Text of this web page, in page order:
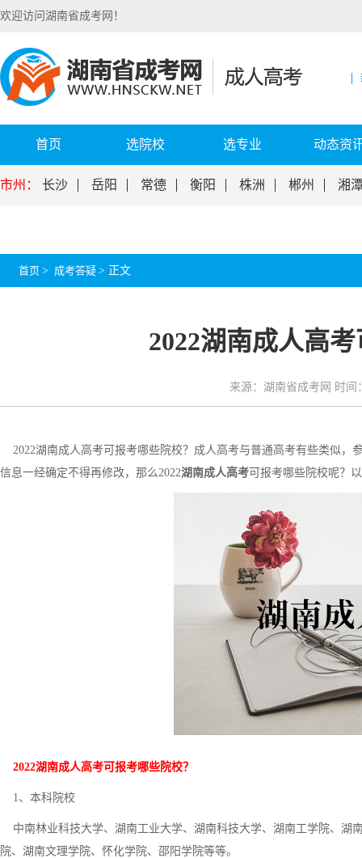
欢迎访问湖南省成考网！
首页 选院校 选专业 动态资
市州： 长沙 岳阳 常德 衡阳 株洲 郴州 湘
首页 > 成考答疑 > 正文
2022湖南成人高
来源：湖南省成考网 时间
2022湖南成人高考可报考哪些院校？成人高考与普通高考有些类似，
信息一经确定不得再修改，那么2022湖南成人高考可报考哪些院校呢？
2022湖南成人高考可报考哪些院校？
1、本科院校
中南林业科技大学、湖南工业大学、湖南科技大学、湖南工学院、湖
院、湖南文理学院、怀化学院、邵阳学院等等。